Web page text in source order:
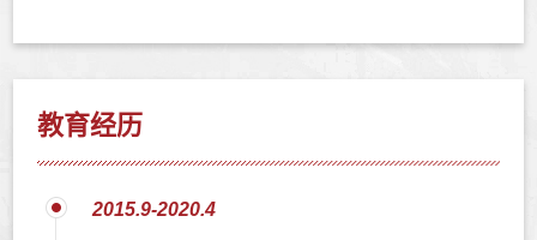
教育经历
2015.9-2020.4